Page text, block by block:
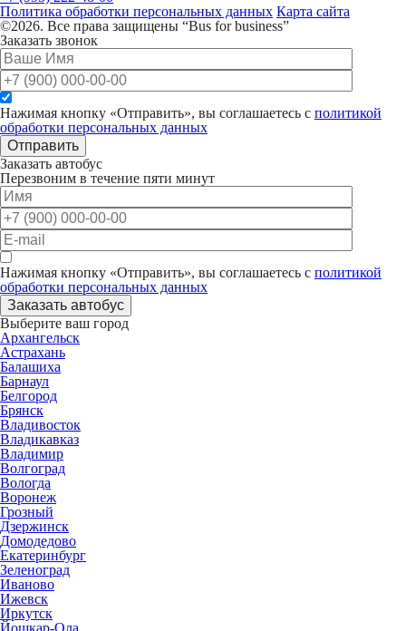
Политика обработки персональных данных Карта сайта
©2026. Все права защищены “Bus for business”
Заказать звонок
Нажимая кнопку «Отправить», вы соглашаетесь с политикой
обработки персональных данных
Отправить
Заказать автобус
Перезвоним в течение пяти минут
Нажимая кнопку «Отправить», вы соглашаетесь с политикой
обработки персональных данных
Заказать автобус
Выберите ваш город
Архангельск
Астрахань
Балашиха
Барнаул
Белгород
Брянск
Владивосток
Владикавказ
Владимир
Волгоград
Вологда
Воронеж
Грозный
Дзержинск
Домодедово
Екатеринбург
Зеленоград
Иваново
Ижевск
Иркутск